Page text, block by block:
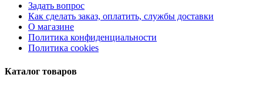
Задать вопрос
Как сделать заказ, оплатить, службы доставки
О магазине
Политика конфиденциальности
Политика cookies
Каталог товаров